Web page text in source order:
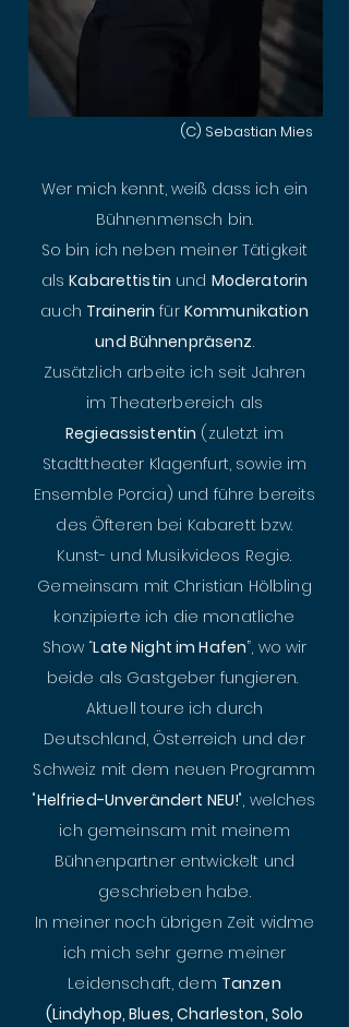
(C) Sebastian Mies
Wer mich kennt, weiß dass ich ein
Bühnenmensch bin.
So bin ich neben meiner Tätigkeit
alsKabarettistin und Moderatorin
auch Trainerin für Kommunikation
und Bühnenpräsenz.
Zusätzlich arbeite ich seit Jahren
im Theaterbereich als
Regieassistentin (zuletzt im
Stadttheater Klagenfurt, sowie im
Ensemble Porcia) und führe bereits
des Öfteren bei Kabarett bzw.
Kunst- und Musikvideos Regie.
Gemeinsam mit Christian Hölbling
konzipierte ich die monatliche
Show “Late Night im Hafen”, wo wir
beide als Gastgeber fungieren.
Aktuell toure ich durch
Deutschland, Österreich und der
Schweiz mit dem neuen Programm
"Helfried-Unverändert NEU!", welches
ich gemeinsam mit meinem
Bühnenpartner entwickelt und
geschrieben habe.
In meiner noch übrigen Zeit widme
ich mich sehr gerne meiner
Leidenschaft, dem Tanzen
(Lindyhop, Blues, Charleston, Solo